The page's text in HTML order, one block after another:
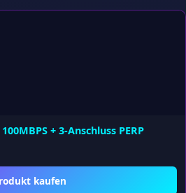
+ 3-Anschluss PERP
kaufen